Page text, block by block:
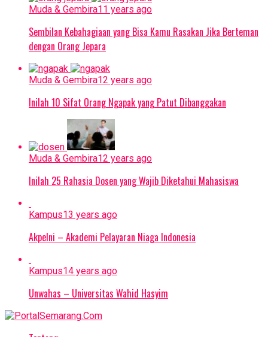
Muda & Gembira11 years ago
Sembilan Kebahagiaan yang Bisa Kamu Rasakan Jika Berteman
dengan Orang Jepara
Muda & Gembira12 years ago
Inilah 10 Sifat Orang Ngapak yang Patut Dibanggakan
Muda & Gembira12 years ago
Inilah 25 Rahasia Dosen yang Wajib Diketahui Mahasiswa
Kampus13 years ago
Akpelni – Akademi Pelayaran Niaga Indonesia
Kampus14 years ago
Unwahas – Universitas Wahid Hasyim